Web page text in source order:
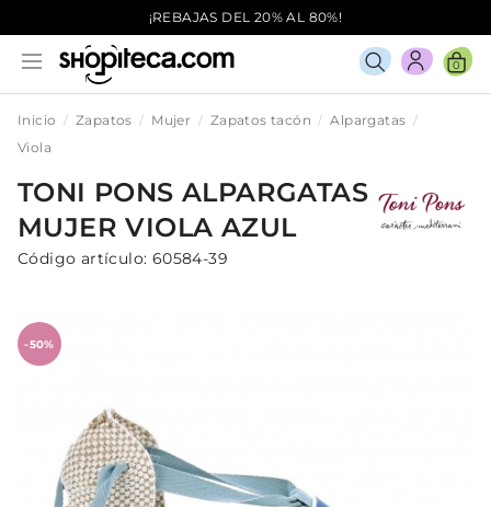
¡REBAJAS DEL 20% AL 80%!
0
Inicio Zapatos Mujer Zapatos tacón
Alpargatas
Viola
TONI PONS ALPARGATAS
MUJERVIOLA AZUL
Código artículo: 60584-39
-50%